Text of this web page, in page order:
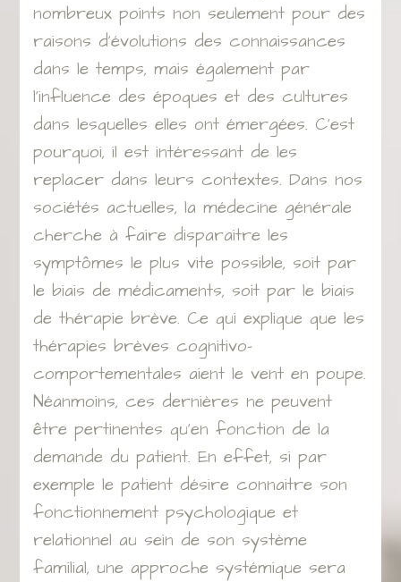
nombreux points non seulement pour des
raisons d’évolutions des connaissances
dans le temps, mais également par
l’influence des époques et des cultures
dans lesquelles elles ont émergées. C’est
pourquoi, il est intéressant de les
replacer dans leurs contextes. Dans nos
sociétés actuelles, la médecine générale
cherche à faire disparaitre les
symptômes le plus vite possible, soit par
le biais de médicaments, soit par le biais
de thérapie brève. Ce qui explique que les
thérapies brèves cognitivo-
comportementales aient le vent en poupe.
Néanmoins, ces dernières ne peuvent
être pertinentes qu’en fonction de la
demande du patient. En effet, si par
exemple le patient désire connaitre son
fonctionnement psychologique et
relationnel au sein de son système
familial, une approche systémique sera